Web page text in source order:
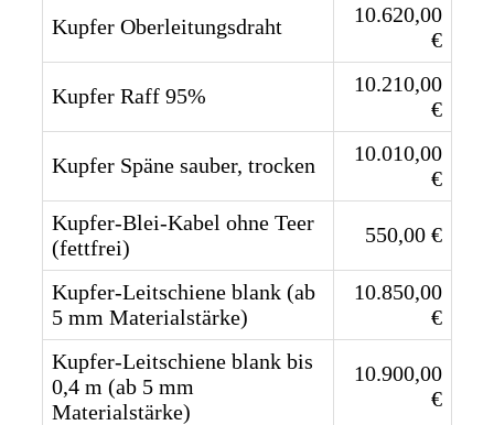
Kupfer Oberleitungsdraht
10.620,00
€
Kupfer Raff 95%
10.210,00
€
Kupfer Späne sauber, trocken
10.010,00
€
Kupfer-Blei-Kabel ohne Teer
(fettfrei)
550,00 €
Kupfer-Leitschiene blank (ab
5 mm Materialstärke)
10.850,00
€
Kupfer-Leitschiene blank bis
0,4 m (ab 5 mm
Materialstärke)
10.900,00
€